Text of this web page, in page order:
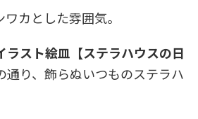
カとした雰囲気。
ラスト絵皿【ステラハウスの日
通り、飾らぬいつものステラハ